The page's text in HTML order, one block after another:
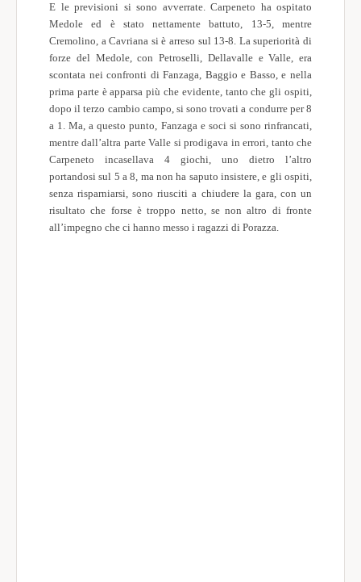
Società Sportive
World Wide
Meteo
E le previsioni si sono avverrate. Carpeneto ha ospitato
Medole ed è stato nettamente battuto, 13-5, mentre
Cremolino, a Cavriana si è arreso sul 13-8. La superiorità di
forze del Medole, con Petroselli, Dellavalle e Valle, era
scontata nei confronti di Fanzaga, Baggio e Basso, e nella
prima parte è apparsa più che evidente, tanto che gli ospiti,
dopo il terzo cambio campo, si sono trovati a condurre per 8
a 1. Ma, a questo punto, Fanzaga e soci si sono rinfrancati,
mentre dall’altra parte Valle si prodigava in errori, tanto che
Carpeneto incasellava 4 giochi, uno dietro l’altro
portandosi sul 5 a 8, ma non ha saputo insistere, e gli ospiti,
senza risparniarsi, sono riusciti a chiudere la gara, con un
risultato che forse è troppo netto, se non altro di fronte
all’impegno che ci hanno messo i ragazzi di Porazza.